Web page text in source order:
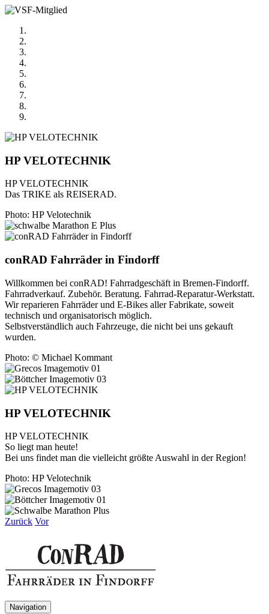
HP VELOTECHNIK
HP VELOTECHNIK
Das TRIKE als REISERAD.
Photo: HP Velotechnik
conRAD Fahrräder in Findorff
Willkommen bei conRAD! Fahrradgeschäft in Bremen-Findorff.
Fahrradverkauf. Zubehör. Beratung. Fahrrad-Reparatur-Werkstatt.
Wir reparieren Fahrräder und E-Bikes aller Fabrikate, soweit
technisch und organisatorisch möglich.
Selbstverständlich auch Fahrzeuge, die nicht bei uns gekauft
wurden.
Photo: © Michael Kommant
HP VELOTECHNIK
HP VELOTECHNIK
So liegt man heute!
Bei uns findet man die vielleicht größte Auswahl in der Region!
Photo: HP Velotechnik
Zurück Vor
Navigation